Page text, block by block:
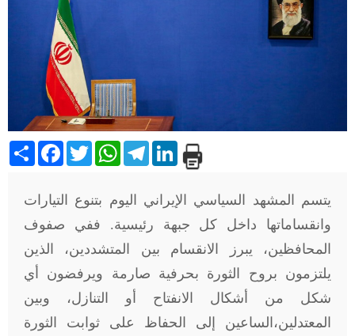
Share Facebook
TwitterWhatsAppTelegramLinkedIn
يتسم المشهد السياسي الإيراني اليوم بتنوع التيارات
وانقساماتها داخل كل جبهة رئيسية. ففي صفوف
المحافظين، يبرز الانقسام بين المتشددين، الذين
يلتزمون بروح الثورة بحرفية صارمة ويرفضون أي
شكل من أشكال الانفتاح أو التنازل، وبين
المعتدلين،الساعين إلى الحفاظ على ثوابت الثورة